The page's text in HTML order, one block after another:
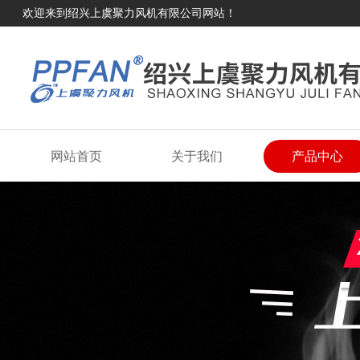
欢迎来到绍兴上虞聚力风机有限公司网站！
网站首页 关于我们 产品中心